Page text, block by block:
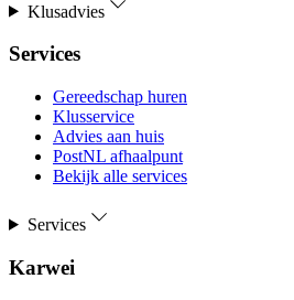
Klusadvies
Services
Gereedschap huren
Klusservice
Advies aan huis
PostNL afhaalpunt
Bekijk alle services
Services
Karwei